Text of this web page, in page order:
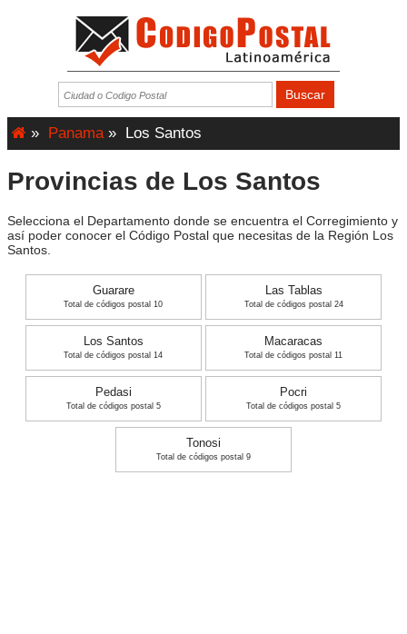
» Panama » Los Santos
Provincias de Los Santos
Selecciona el Departamento donde se encuentra el Corregimiento y
así poder conocer el Código Postal que necesitas de la Región Los
Santos.
Guarare
Total de códigos postal 10
Las Tablas
Total de códigos postal 24
Los Santos
Total de códigos postal 14
Macaracas
Total de códigos postal 11
Pedasi
Total de códigos postal 5
Pocri
Total de códigos postal 5
Tonosi
Total de códigos postal 9